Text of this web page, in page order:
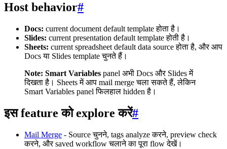
Host behavior#
Docs: current document default template होता है।
Slides: current presentation default template होती है।
Sheets: current spreadsheet default data source होता है, और आप
Docs या Slides template चुनते हैं।
Note: Smart Variables panel अभी Docs और Slides में
दिखता है। Sheets में आप mail merge चला सकते हैं, लेकिन
Smart Variables panel फिलहाल hidden है।
इस feature को explore करें#
Mail Merge - Source चुनने, tags analyze करने, preview check
करने, और saved workflow चलाने का पूरा flow देखें।